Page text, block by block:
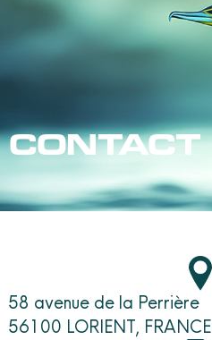
CONTACT
58 avenue de la Perrière
56100 LORIENT, FRANCE